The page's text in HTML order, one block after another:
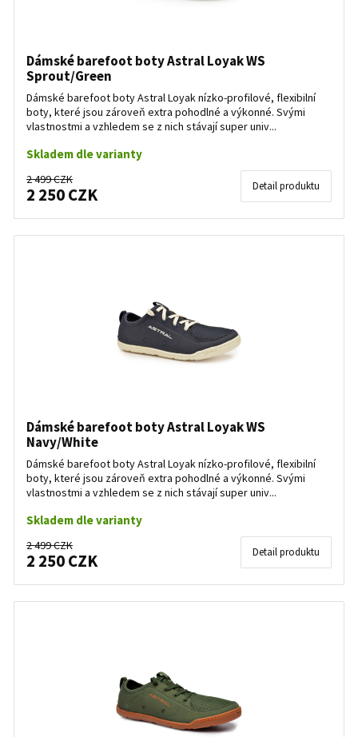
Dámské barefoot boty Astral Loyak WS
Sprout/Green
Dámské barefoot boty Astral Loyak nízko-profilové, flexibilní
boty, které jsou zároveň extra pohodlné a výkonné. Svými
vlastnostmi a vzhledem se z nich stávají super univ...
Skladem dle varianty
2 499 CZK
2 250 CZK Detail produktu
Dámské barefoot boty Astral Loyak WS
Navy/White
Dámské barefoot boty Astral Loyak nízko-profilové, flexibilní
boty, které jsou zároveň extra pohodlné a výkonné. Svými
vlastnostmi a vzhledem se z nich stávají super univ...
Skladem dle varianty
2 499 CZK
2 250 CZK Detail produktu